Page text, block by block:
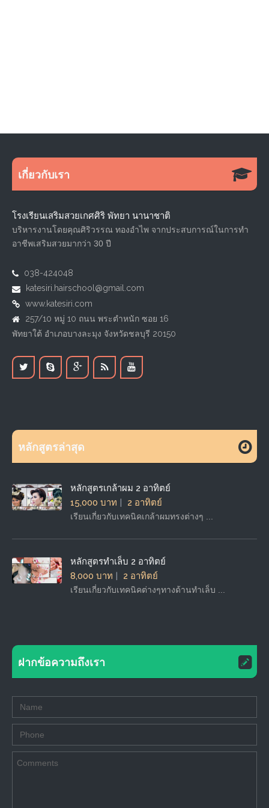
เกี่ยวกับเรา
โรงเรียนเสริมสวยเกศศิริ พัทยา นานาชาติ
บริหารงานโดยคุณศิริวรรณ ทองอำไพ จากประสบการณ์ในการทำ
อาชีพเสริมสวยมากว่า 30 ปี
038-424048
katesiri.hairschool@gmail.com
www.katesiri.com
257/10 หมู่ 10 ถนน พระตำหนัก ซอย 16
พัทยาใต้ อำเภอบางละมุง จังหวัดชลบุรี 20150
หลักสูตรล่าสุด
หลักสูตรเกล้าผม 2 อาทิตย์
15,000 บาท
2 อาทิตย์
เรียนเกี่ยวกับเทคนิคเกล้าผมทรงต่างๆ ...
หลักสูตรทำเล็บ 2 อาทิตย์
8,000 บาท
2 อาทิตย์
เรียนเกี่ยวกับเทคนิคต่างๆทางด้านทำเล็บ ...
ฝากข้อความถึงเรา